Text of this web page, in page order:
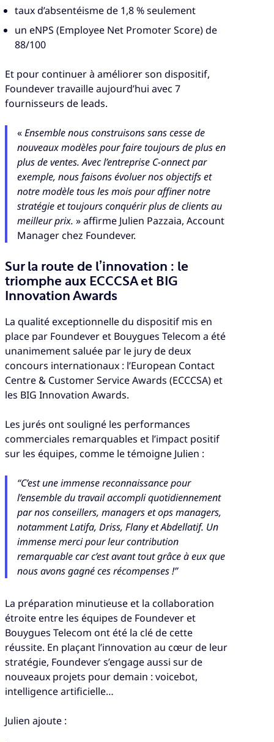
taux d’absentéisme de 1,8 % seulement
un eNPS (Employee Net Promoter Score) de
88/100
Et pour continuer à améliorer son dispositif,
Foundever travaille aujourd’hui avec 7
fournisseurs de leads.
«Ensemble nous construisons sans cesse de
nouveaux modèles pour faire toujours de plus en
plus de ventes. Avec l’entreprise C-onnect par
exemple, nous faisons évoluer nos objectifs et
notre modèle tous les mois pour affiner notre
stratégie et toujours conquérir plus de clients au
meilleur prix. » affirme Julien Pazzaia, Account
Manager chez Foundever.
Sur la route de l’innovation : le
triomphe aux ECCCSA et BIG
Innovation Awards
La qualité exceptionnelle du dispositif mis en
place par Foundever et Bouygues Telecom a été
unanimement saluée par le jury de deux
concours internationaux : l’European Contact
Centre & Customer Service Awards (ECCCSA) et
les BIG Innovation Awards.
Les jurés ont souligné les performances
commerciales remarquables et l’impact positif
sur les équipes, comme le témoigne Julien :
“C’est une immense reconnaissance pour
l’ensemble du travail accompli quotidiennement
par nos conseillers, managers et ops managers,
notamment Latifa, Driss, Flany et Abdellatif. Un
immense merci pour leur contribution
remarquablecar c’est avant tout grâce à eux que
nous avons gagné ces récompenses !”
La préparation minutieuse et la collaboration
étroite entre les équipes de Foundever et
Bouygues Telecom ont été la clé de cette
réussite. En plaçant l’innovation au cœur de leur
stratégie, Foundever s’engage aussi sur de
nouveaux projets pour demain : voicebot,
intelligence artificielle…
Julien ajoute :